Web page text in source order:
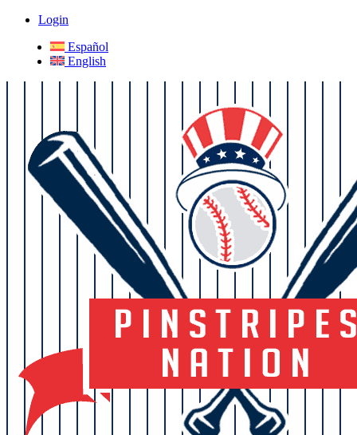
Login
Español
English